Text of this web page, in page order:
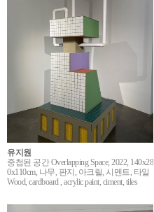
유지원
중첩된 공간 Overlapping Space, 2022, 140x28
0x110cm, 나무, 판지, 아크릴, 시멘트, 타일
Wood, cardboard , acrylic paint, ciment, tiles